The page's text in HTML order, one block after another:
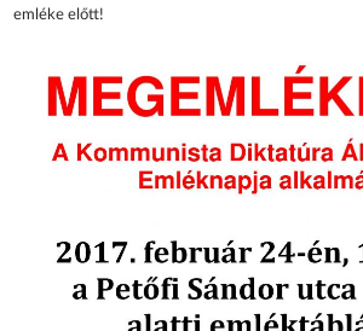
emléke előtt!